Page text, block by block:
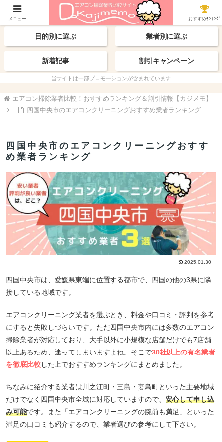
【最新】おすすめ業者 エリアから探す
目的別に選ぶ 業者別に選ぶ
新着記事 割引キャンペーン
当サイトは一部プロモーションが含まれています
エアコン掃除業者比較！おすすめランキング＆割引情報【カジメモ】
四国中央市のエアコンクリーニングおすすめ業者ランキング
四国中央市のエアコンクリーニングおすす
め業者ランキング
2025.01.30
四国中央市は、愛媛県東端に位置する都市で、四国の他の3県に隣
接している地域です。
エアコンクリーニング業者を選ぶとき、料金や口コミ・評判を参考
にすると失敗しづらいです。ただ四国中央市内には多数のエアコン
掃除業者が対応しており、大手以外に小規模な店舗だけでも7店舗
以上あるため、迷ってしまいますよね。そこで30社以上の有名業者
を徹底比較した上でおすすめランキングにまとめました。
ちなみに紹介する業者は川之江町・三島・妻鳥町といった主要地域
だけでなく四国中央市全域に対応していますので、 安心して申し込
み可能です。また「エアコンクリーニングの腕前も満足」といった
満足の口コミも紹介するので、業者選びの参考にして下さい。
メニュー おすすめﾗﾝｷﾝｸﾞ